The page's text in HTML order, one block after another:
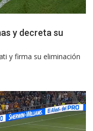
y decreta su
y firma su eliminación